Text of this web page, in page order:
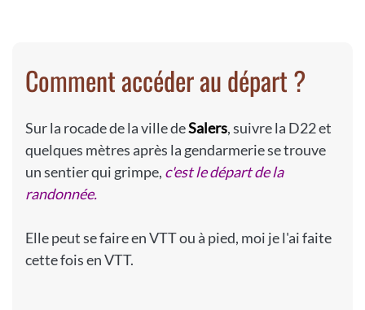
Comment accéder au départ ?
Sur la rocade de la ville deSalers, suivre la D22 et
quelques mètres après la gendarmerie se trouve
un sentier qui grimpe, c'est le départ de la
randonnée.
Elle peut se faire en VTT ou à pied, moi je l'ai faite
cette fois en VTT.